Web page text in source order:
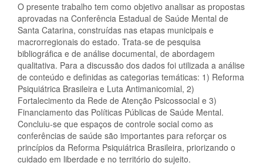
O presente trabalho tem como objetivo analisar as propostas
aprovadas na Conferência Estadual de Saúde Mental de
Santa Catarina, construídas nas etapas municipais e
macrorregionais do estado. Trata-se de pesquisa
bibliográfica e de análise documental, de abordagem
qualitativa. Para a discussão dos dados foi utilizada a análise
de conteúdo e definidas as categorias temáticas: 1) Reforma
Psiquiátrica Brasileira e Luta Antimanicomial, 2)
Fortalecimento da Rede de Atenção Psicossocial e 3)
Financiamento das Políticas Públicas de Saúde Mental.
Concluiu-se que espaços de controle social como as
conferências de saúde são importantes para reforçar os
princípios da Reforma Psiquiátrica Brasileira, priorizando o
cuidado em liberdade e no território do sujeito.